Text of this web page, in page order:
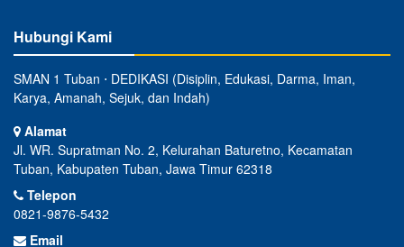
Hubungi Kami
SMAN 1 Tuban ⋅ DEDIKASI (Disiplin, Edukasi, Darma, Iman,
Karya, Amanah, Sejuk, dan Indah)
Alamat
Jl. WR. Supratman No. 2, Kelurahan Baturetno, Kecamatan
Tuban, Kabupaten Tuban, Jawa Timur 62318
Telepon
0821-9876-5432
Email